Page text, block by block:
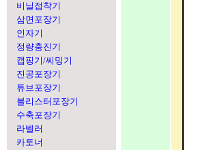
비닐접착기
삼면포장기
인자기
정량충진기
캡핑기/씨밍기
진공포장기
튜브포장기
블리스터포장기
수축포장기
라벨러
카토너